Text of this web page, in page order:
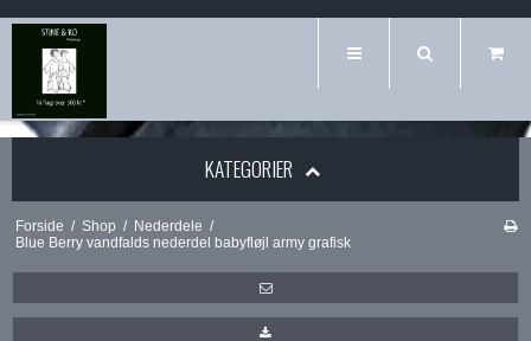
KATEGORIER
Forside / Shop / Nederdele /
Blue Berry vandfalds nederdel babyfløjl army grafisk